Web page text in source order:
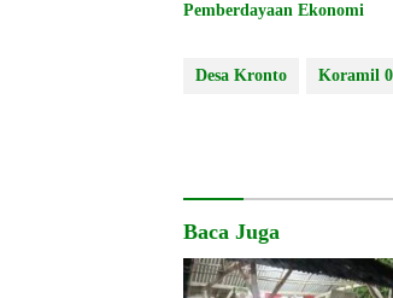
Pemberdayaan Ekonomi
Desa Kronto Koramil
Baca Juga